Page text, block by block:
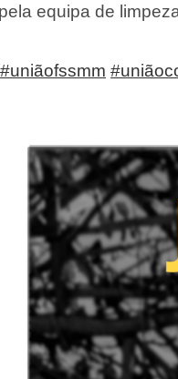
equipa de
#uniãofssmm